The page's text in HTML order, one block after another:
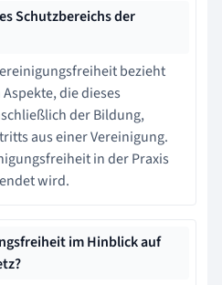
Schutzbereichs der
bezieht
die dieses
der Bildung,
aus einer Vereinigung.
in der Praxis
wird.
im Hinblick auf